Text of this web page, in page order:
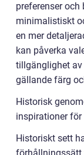
preferenser och
minimalistiskt
en mer
kan påverka
tillgänglighet av
gällande färg
Historisk
inspirationer
Historiskt sett